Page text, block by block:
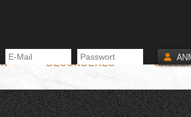
BESONDERES